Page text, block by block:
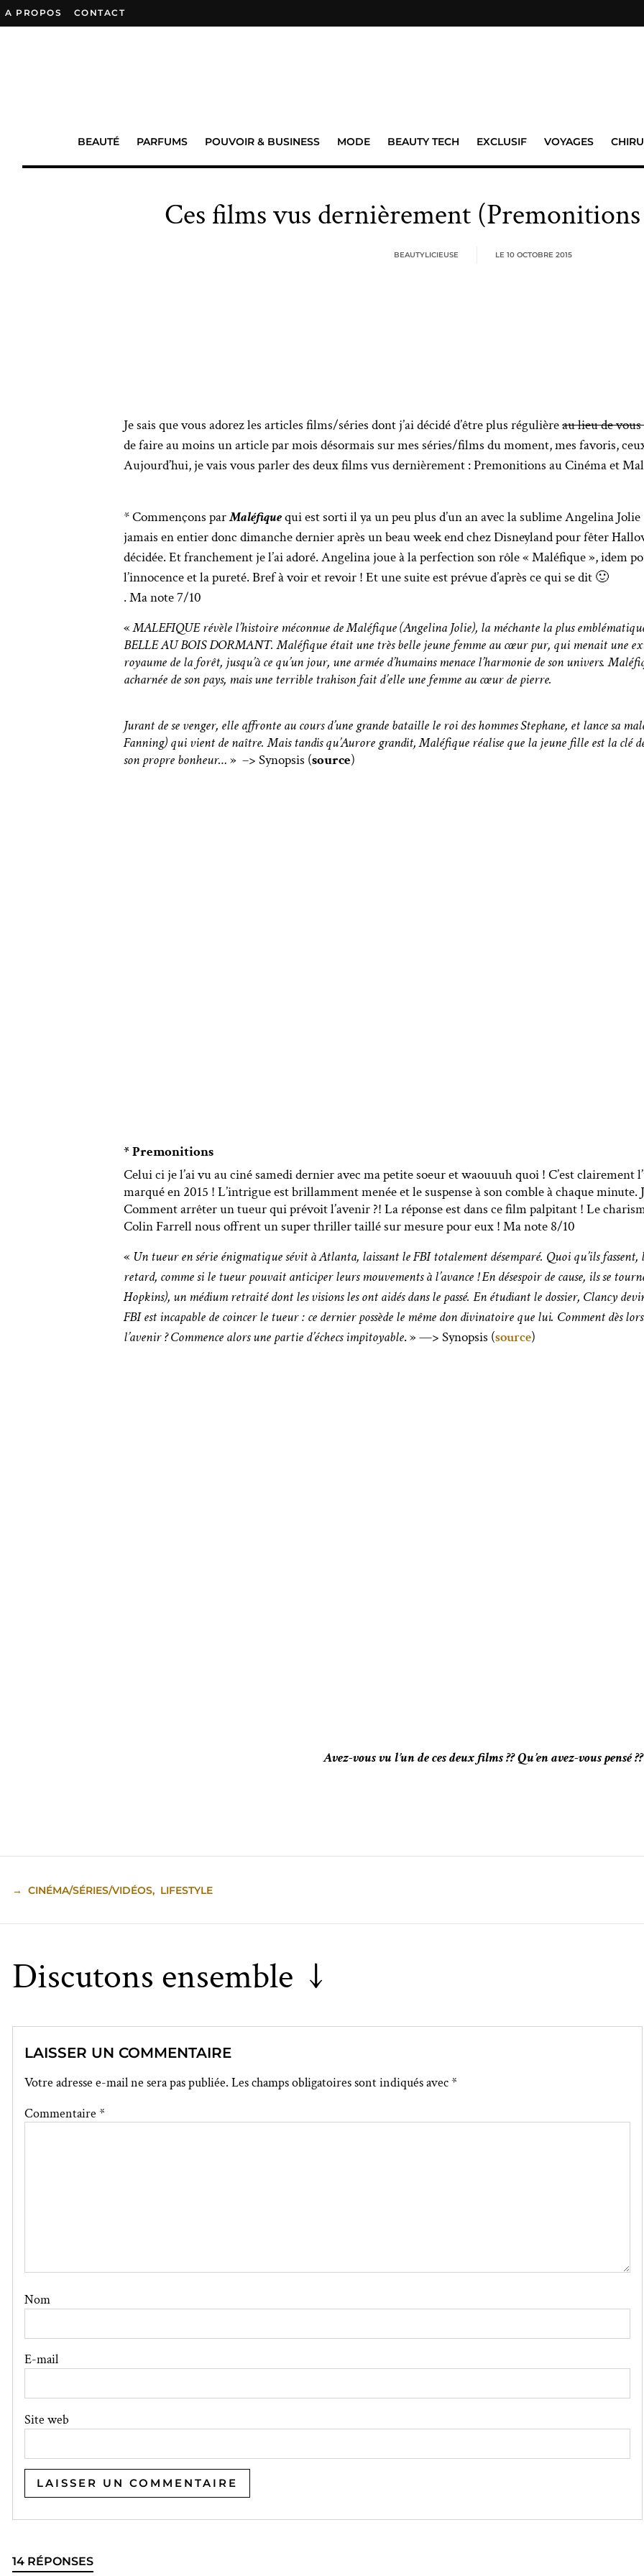
A PROPOS CONTACT
BEAUTÉ PARFUMS POUVOIR & BUSINESS MODE BEAUTY TECH EXCLUSIF VOYAGES
Ces films vus dernièrement
BEAUTYLICIEUSE LE 10 OCTOBRE 2015
Je sais que vous adorez les articles films/séries dont j’ai décidé d’être plus régulièreau lieu de
de faire au moins un article par mois désormais sur mes séries/films du moment, mes favoris,
Aujourd’hui, je vais vous parler des deux films vus dernièrement : Premonitions au Cinéma et
* Commençons parMaléfiquequi est sorti il ya un peu plus d’un an avec la sublime Angelina Jolie
jamais en entier donc dimanche dernier après un beau week end chez Disneyland pour fêter
décidée. Et franchement je l’ai adoré. Angelina joue à la perfection son rôle « Maléfique », idem
l’innocence et la pureté. Bref à voir et revoir ! Et une suite est prévue d’après ce qui se dit 🙂
. Ma note 7/10
«MALEFIQUE révèle l’histoire méconnue de Maléfique (Angelina Jolie), la méchante la plus
BELLE AU BOIS DORMANT. Maléfique était une très belle jeune femme au cœur pur, qui menait une
royaume de la forêt, jusqu’à ce qu’un jour, une armée d’humains menace l’harmonie de son univers.
acharnée de son pays, mais une terrible trahison fait d’elle une femme au cœur de pierre.
Jurant de se venger, elle affronte au cours d’une grande bataille le roi des hommes Stephane, et lance sa
Fanning) qui vient de naître. Mais tandis qu’Aurore grandit, Maléfique réalise que la jeune fille est la clé
son propre bonheur… » –> Synopsis (source)
* Premonitions
Celui ci je l’ai vu au ciné samedi dernier avec ma petite soeur et waouuuh quoi ! C’est clairement
marqué en 2015 ! L’intrigue est brillamment menée et le suspense à son comble à chaque minute.
Comment arrêter un tueur qui prévoit l’avenir ?! La réponse est dans ce film palpitant ! Le
Colin Farrell nous offrent un super thriller taillé sur mesure pour eux ! Ma note 8/10
« Un tueur en série énigmatique sévit à Atlanta, laissant le FBI totalement désemparé. Quoi qu’ils
retard, comme si le tueur pouvait anticiper leurs mouvements à l’avance ! En désespoir de cause, ils se
Hopkins), un médium retraité dont les visions les ont aidés dans le passé. En étudiant le dossier, Clancy
FBI est incapable de coincer le tueur : ce dernier possède le même don divinatoire que lui. Comment dès
l’avenir ? Commence alors une partie d’échecs impitoyable. » —> Synopsis (source)
Avez-vous vu l’un de ces deux films ?? Qu’en avez-vous pensé ??
→ CINÉMA/SÉRIES/VIDÉOS, LIFESTYLE
Discutons ensemble ↓
LAISSER UN COMMENTAIRE
Votre adresse e-mail ne sera pas publiée. Les champs obligatoires sont indiqués avec*
Commentaire *
Nom
E-mail
Site web
14 RÉPONSES